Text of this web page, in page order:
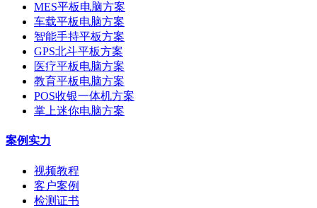
MES平板电脑方案
车载平板电脑方案
智能手持平板方案
GPS北斗平板方案
医疗平板电脑方案
教育平板电脑方案
POS收银一体机方案
掌上迷你电脑方案
案例实力
视频教程
客户案例
检测证书